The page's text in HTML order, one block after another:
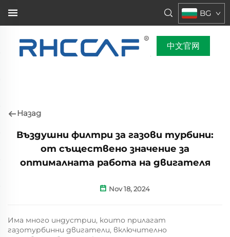
BG
中文官网
Назад
Въздушни филтри за газови турбини:
от съществено значение за
оптималната работа на двигателя
Nov 18, 2024
Има много индустрии, които прилагат
газотурбинни двигатели, включително